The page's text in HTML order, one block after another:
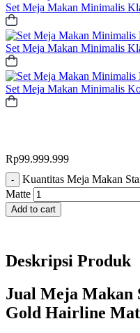
Set Meja Makan Minimalis
Set Meja Makan Minimalis
Set Meja Makan Minimalis
Rp99.999.999
-
Kuantitas Meja Makan
Matte
Add to cart
Deskripsi Produk
Jual Meja Makan
Gold Hairline